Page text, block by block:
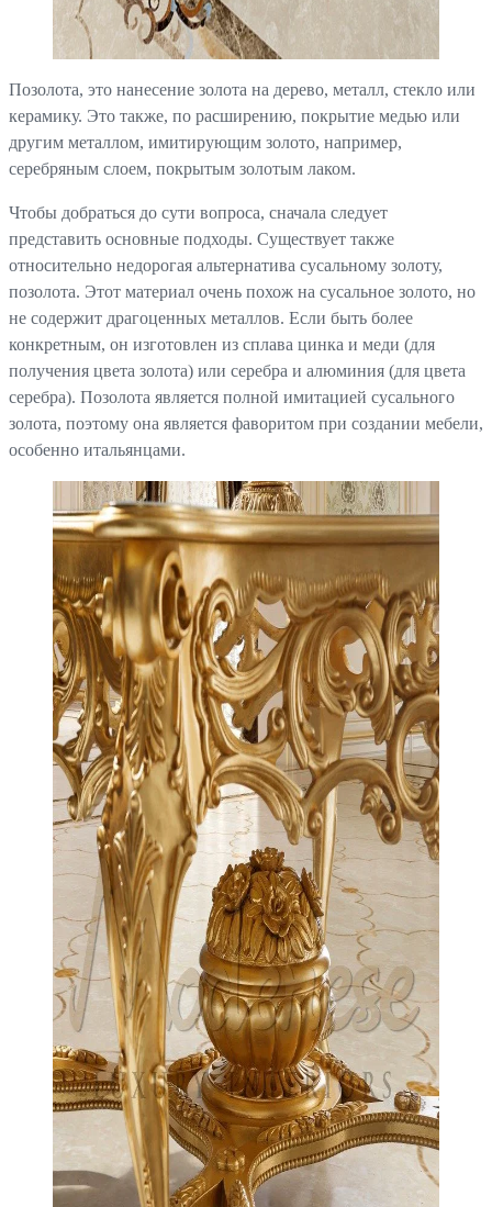
Позолота, это нанесение золота на дерево, металл, стекло или
керамику. Это также, по расширению, покрытие медью или
другим металлом, имитирующим золото, например,
серебряным слоем, покрытым золотым лаком.
Чтобы добраться до сути вопроса, сначала следует
представить основные подходы. Существует также
относительно недорогая альтернатива сусальному золоту,
позолота. Этот материал очень похож на сусальное золото, но
не содержит драгоценных металлов. Если быть более
конкретным, он изготовлен из сплава цинка и меди (для
получения цвета золота) или серебра и алюминия (для цвета
серебра). Позолота является полной имитацией сусального
золота, поэтому она является фаворитом при создании мебели,
особенно итальянцами.